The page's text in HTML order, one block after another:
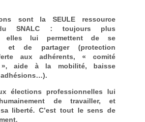
sont la SEULE ressource
SNALC : toujours plus
elles lui permettent de se
et de partager (protection
aux adhérents, « comité
», aide à la mobilité, baisse
élections professionnelles lui
de travailler, et
liberté. C’est tout le sens de